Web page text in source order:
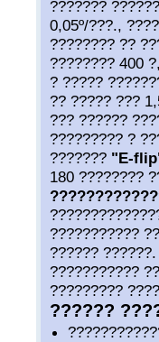
???????
0,05º/???.,
???????? ??
???????? 400
? ?????
?? ????? ???
??? ??????
????????? ?
??????? "E-
180 ????????
???????????
??????
???????????
?????????
??????